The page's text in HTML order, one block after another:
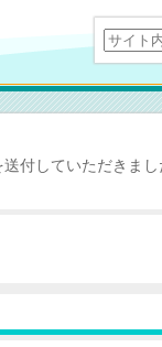
していただきまし